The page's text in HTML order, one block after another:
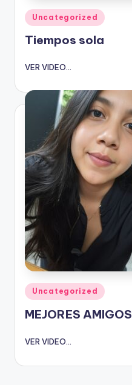
Publicado
en
Uncategorized
Tiempos sola
VER VIDEO...
Publicado
en
Uncategorized
MEJORES AMIGOS
VER VIDEO...